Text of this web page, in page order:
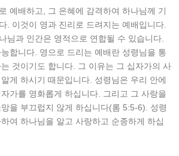
예배하고, 그 은혜에 감격하여 하나님께 기
. 이것이 영과 진리로 드려지는 예배입니다.
님과 인간은 영적으로 연합될 수 있습니다.
합니다. 영으로 드리는 예배란 성령님을 통
것이기도 합니다. 그 이유는 그 십자가의 사
게 하시기 때문입니다. 성령님은 우리 안에
가를 영화롭게 하십니다. 그리고 그 사랑을
을 부끄럽지 않게 하십니다(롬 5:5-6). 성령
여 하나님을 알고 사랑하고 순종하게 하십